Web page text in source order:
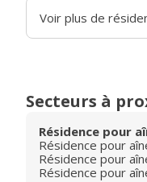
Voir plus de
Secteurs à
Résidence pour
Résidence pour
Résidence pour
Résidence pour